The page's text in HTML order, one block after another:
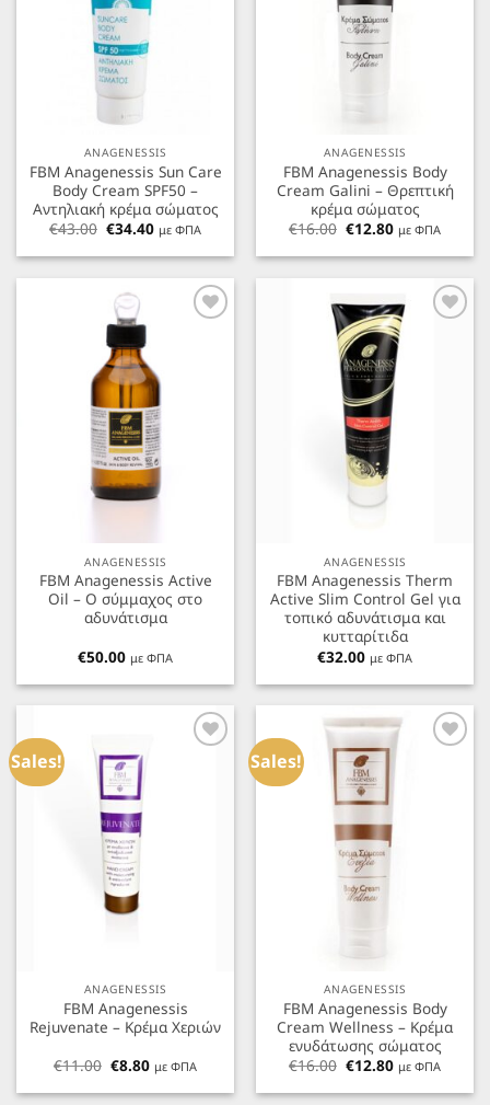
ANAGENESSIS
FBM Anagenessis Sun Care
Body Cream SPF50 –
Αντηλιακή κρέμα σώματος
€43.00 Original
price
was:
€34.40Η
τρέχουσα
τιμή
€34.40.
με ΦΠΑ
ANAGENESSIS
FBM Anagenessis Body
Cream Galini – Θρεπτική
κρέμα σώματος
€16.00 Original
price
was:
€12.80Η
τρέχουσα
τιμή
€12.80.
με ΦΠΑ
Προσθήκη
ANAGENESSIS
FBM Anagenessis Active
Oil – Ο σύμμαχος στο
αδυνάτισμα
€50.00 με ΦΠΑ
Προσθήκη
Αγαπημένα
ANAGENESSIS
FBM Anagenessis Therm
Active Slim Control Gel για
τοπικό αδυνάτισμα και
κυτταρίτιδα
€32.00 με ΦΠΑ
Sales!
Προσθήκη
ANAGENESSIS
FBM Anagenessis
Rejuvenate – Κρέμα Χεριών
€11.00 Original
price
was:
€8.80Η
τρέχουσα
τιμή
με ΦΠΑ
Sales!
Προσθήκη
ANAGENESSIS
FBM Anagenessis Body
Cream Wellness – Κρέμα
ενυδάτωσης σώματος
€16.00 Original
price
was:
€12.80Η
τρέχουσα
τιμή
με ΦΠΑ